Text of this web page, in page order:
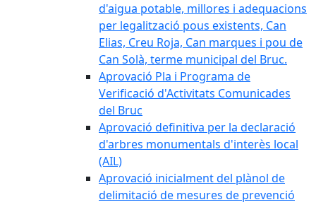
d'aigua potable, millores i adequacions
per legalització pous existents, Can
Elias, Creu Roja, Can marques i pou de
Can Solà, terme municipal del Bruc.
Aprovació Pla i Programa de
Verificació d'Activitats Comunicades
del Bruc
Aprovació definitiva per la declaració
d'arbres monumentals d'interès local
(AIL)
Aprovació inicialment del plànol de
delimitació de mesures de prevenció